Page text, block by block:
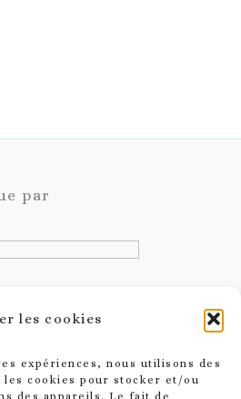
les cookies
expériences, nous utilisons des
cookies pour stocker et/ou
des appareils. Le fait de
par
responsable
légales